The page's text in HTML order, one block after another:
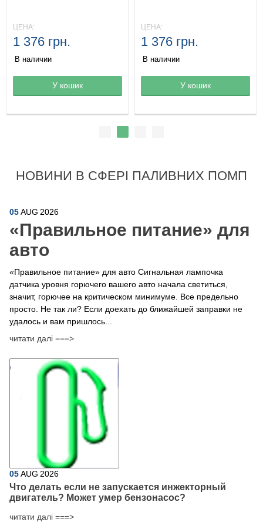
Товар в корзине
ЦЕНА:
1 376 грн.
В наличии
У кошик Товар в корзине
ЦЕНА:
1 376 грн.
В наличии
У кошик
НОВИНИ В СФЕРІ ПАЛИВНИХ ПОМП
05AUG 2026
​«Правильное питание» для
авто
«Правильное питание» для авто Сигнальная лампочка
датчика уровня горючего вашего авто начала светиться,
значит, горючее на критическом минимуме. Все предельно
просто. Не так ли? Если доехать до ближайшей заправки не
удалось и вам пришлось...
читати далі ===>
05AUG 2026
Что делать если не запускается инжекторный
двигатель? Может умер бензонасос?
читати далі ===>